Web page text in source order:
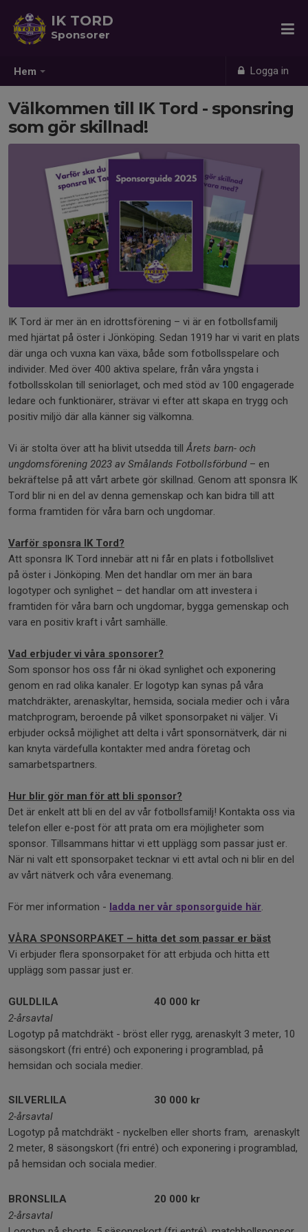
Hem Logga in
IK TORD
Sponsorer
Välkommen till IK Tord - sponsring
som gör skillnad!
IK Tord är mer än en idrottsförening – vi är en fotbollsfamilj
med hjärtat på öster i Jönköping. Sedan 1919 har vi varit en plats
där unga och vuxna kan växa, både som fotbollsspelare och
individer. Med över 400 aktiva spelare, från våra yngsta i
fotbollsskolan till seniorlaget, och med stöd av 100 engagerade
ledare och funktionärer, strävar vi efter att skapa en trygg och
positiv miljö där alla känner sig välkomna.
Vi är stolta över att ha blivit utsedda tillÅrets barn- och
ungdomsförening 2023 av Smålands Fotbollsförbund– en
bekräftelse på att vårt arbete gör skillnad. Genom att sponsra IK
Tord blir ni en del av denna gemenskap och kan bidra till att
forma framtiden för våra barn och ungdomar.
Varför sponsra IK Tord?
Att sponsra IK Tord innebär att ni får en plats i fotbollslivet
på öster i Jönköping. Men det handlar om mer än bara
logotyper och synlighet – det handlar om att investera i
framtiden för våra barn och ungdomar, bygga gemenskap och
vara en positiv kraft i vårt samhälle.
Vad erbjuder vi våra sponsorer?
Som sponsor hos oss får ni ökad synlighet och exponering
genom en rad olika kanaler. Er logotyp kan synas på våra
matchdräkter, arenaskyltar, hemsida, sociala medier och i våra
matchprogram, beroende på vilket sponsorpaket ni väljer. Vi
erbjuder också möjlighet att delta i vårt sponsornätverk, där ni
kan knyta värdefulla kontakter med andra företag och
samarbetspartners.
Hur blir gör man för att bli sponsor?
Det är enkelt att bli en del av vår fotbollsfamilj! Kontakta oss via
telefon eller e-post för att prata om era möjligheter som
sponsor. Tillsammans hittar vi ett upplägg som passar just er.
När ni valt ett sponsorpaket tecknar vi ett avtal och ni blir en del
av vårt nätverk och våra evenemang.
För mer information - ladda ner vår sponsorguide här.
VÅRA SPONSORPAKET – hitta det som passar er bäst
Vi erbjuder flera sponsorpaket för att erbjuda och hitta ett
upplägg som passar just er.
GULDLILA
40 000 kr
2-årsavtal
Logotyp på matchdräkt - bröst eller rygg, arenaskylt 3 meter, 10
säsongskort (fri entré) och exponering i programblad, på
hemsidan och sociala medier.
SILVERLILA
30 000 kr
2-årsavtal
Logotyp på matchdräkt - nyckelben eller shorts fram, arenaskylt
2 meter, 8 säsongskort (fri entré) och exponering i programblad,
på hemsidan och sociala medier.
BRONSLILA
20 000 kr
2-årsavtal